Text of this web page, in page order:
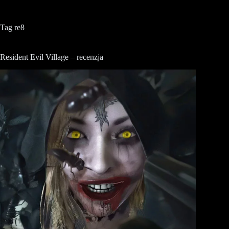
Tag re8
Resident Evil Village – recenzja